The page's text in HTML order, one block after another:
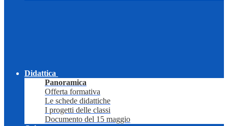
Didattica
Panoramica
Offerta formativa
Le schede didattiche
I progetti delle classi
Documento del 15 maggio